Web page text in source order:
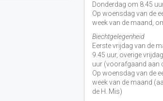
Donderdag om 8.45
Op woensdag van de
week van de maand,
Biechtgelegenheid
Eerste vrijdag van de
9.45 uur, overige
uur (voorafgaand aan
Op woensdag van de
week van de maand
de H. Mis)